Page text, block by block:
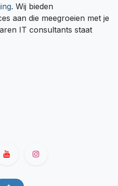
. Wij bieden
aan die meegroeien met je
IT consultants staat